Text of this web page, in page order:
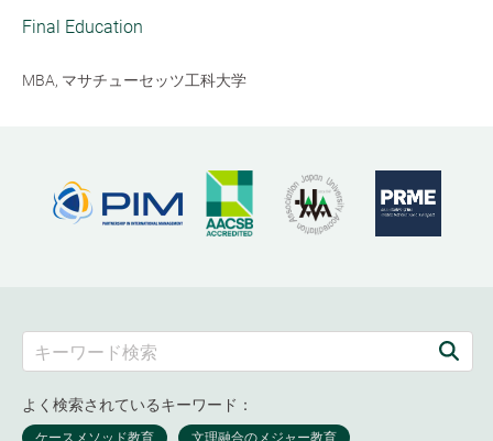
Final Education
MBA, マサチューセッツ工科大学
よく検索されているキーワード：